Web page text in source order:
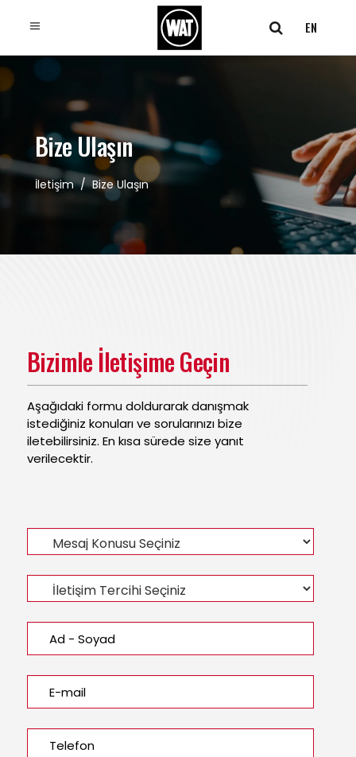
EN
Bize Ulaşın
İletişim/Bize Ulaşın
Bizimle İletişime Geçin
Aşağıdaki formu doldurarak danışmak
istediğiniz konuları ve sorularınızı bize
iletebilirsiniz. En kısa sürede size yanıt
verilecektir.
×